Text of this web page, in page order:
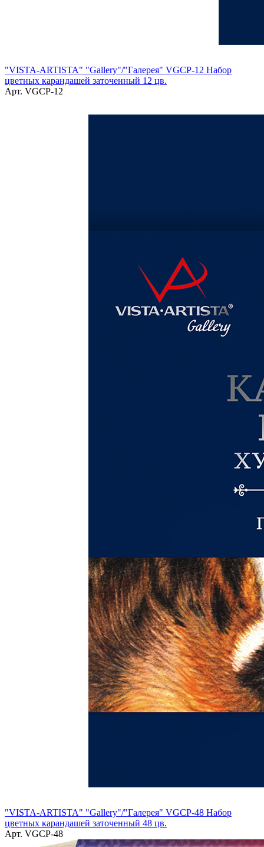
"VISTA-ARTISTA" "Gallery"/"Галерея" VGCP-12 Набор
цветных карандашей заточенный 12 цв.
Арт. VGCP-12
"VISTA-ARTISTA" "Gallery"/"Галерея" VGCP-48 Набор
цветных карандашей заточенный 48 цв.
Арт. VGCP-48